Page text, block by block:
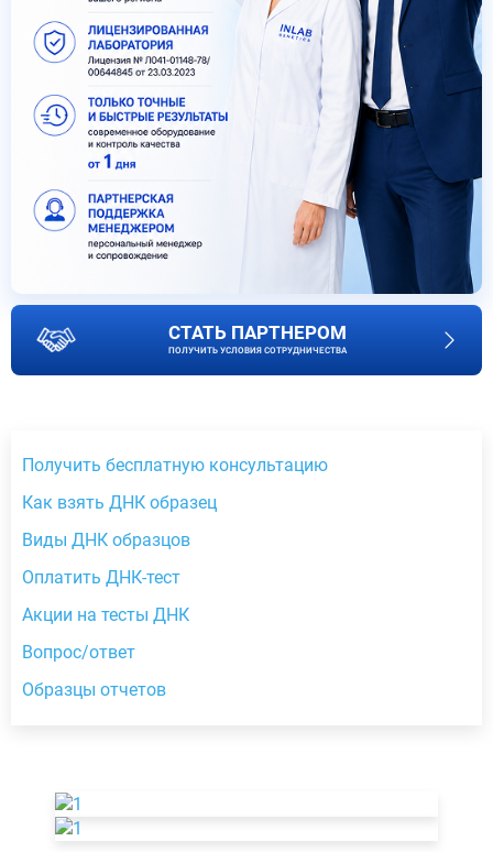
СТАТЬ ПАРТНЕРОМ
ПОЛУЧИТЬ УСЛОВИЯ СОТРУДНИЧЕСТВА
Получить бесплатную консультацию
Как взять ДНК образец
Виды ДНК образцов
Оплатить ДНК-тест
Акции на тесты ДНК
Вопрос/ответ
Образцы отчетов